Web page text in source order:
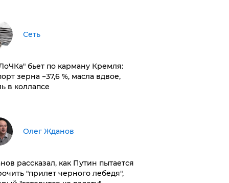
Сеть
бьет по карману Кремля:
зерна −37,6 %, масла вдвое,
в коллапсе
Олег Жданов
рассказал, как Путин пытается
"прилет черного лебедя",